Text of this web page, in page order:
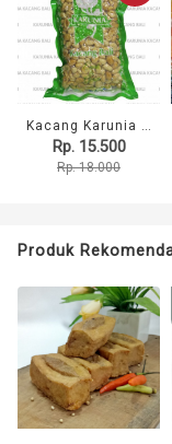
Rp. 15.500
Rp. 18.000
Produk